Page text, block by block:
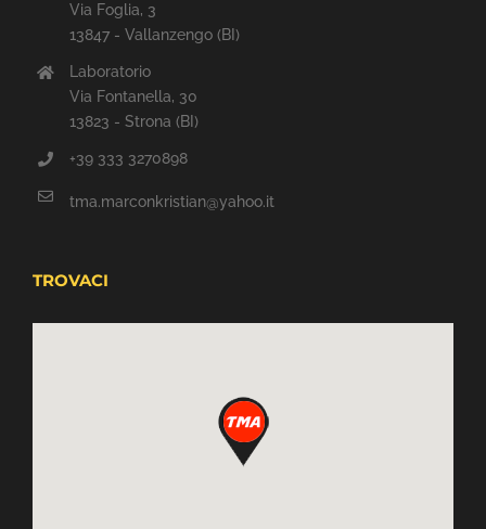
Via Foglia, 3
13847 - Vallanzengo (BI)
Laboratorio
Via Fontanella, 30
13823 - Strona (BI)
+39 333 3270898
tma.marconkristian@yahoo.it
TROVACI